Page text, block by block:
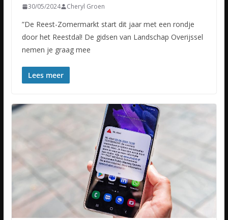
30/05/2024 Cheryl Groen
”De Reest-Zomermarkt start dit jaar met een rondje
door het Reestdal! De gidsen van Landschap Overijssel
nemen je graag mee
Lees meer